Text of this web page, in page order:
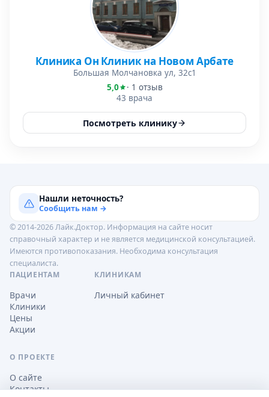
Клиника Он Клиник на Новом Арбате
Большая Молчановка ул, 32с1
5,0
· 1 отзыв
43 врача
Посмотреть клинику
Нашли неточность?
Сообщить нам →
© 2014-2026 Лайк.Доктор. Информация на сайте носит
справочный характер и не является медицинской консультацией.
Имеются противопоказания. Необходима консультация
специалиста.
ПАЦИЕНТАМ
Врачи
Клиники
Цены
Акции
КЛИНИКАМ
Личный кабинет
О ПРОЕКТЕ
О сайте
Контакты